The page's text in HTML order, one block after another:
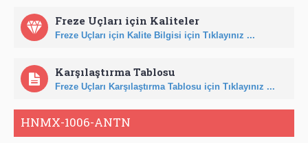
Freze Uçları için Kaliteler
Freze Uçları için Kalite Bilgisi için Tıklayınız ...
Karşılaştırma Tablosu
Freze Uçları Karşılaştırma Tablosu için Tıklayınız ...
HNMX-1006-ANTN